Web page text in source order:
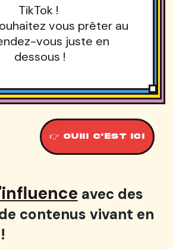
TikTok !
vous prêter au
vous juste en
dessous !
👉 OUIII C'EST ICI
'influence avec des
contenus vivant en